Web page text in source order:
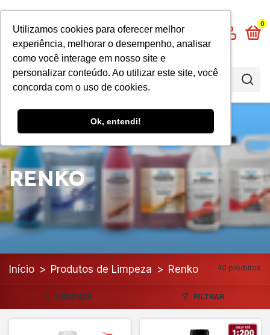
Utilizamos cookies para oferecer melhor
experiência, melhorar o desempenho, analisar
como você interage em nosso site e
personalizar conteúdo. Ao utilizar este site, você
concorda com o uso de cookies.
Ok, entendi!
0
RENKO
Início > Produtos de Limpeza > Renko 40 produtos
ORDENAR FILTRAR